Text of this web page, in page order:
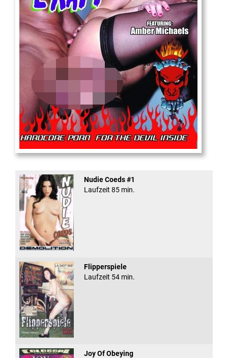
Rectal Exam
Nudie Coeds #1
Laufzeit 85 min.
Flipperspiele
Laufzeit 54 min.
Joy Of Obeying